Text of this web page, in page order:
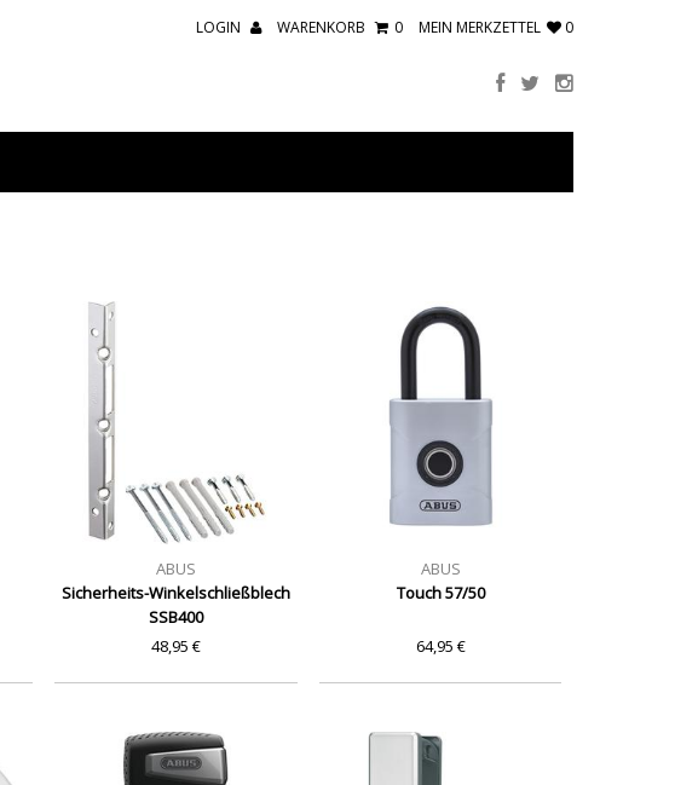
LOGIN WARENKORB 0 MEIN MERKZETTEL 0
ABUS
Sicherheits-Winkelschließblech
SSB400
48,95 €
ABUS
Touch 57/50
64,95 €